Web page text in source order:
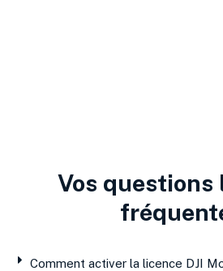
Vos questions
Comment activer la licence DJI